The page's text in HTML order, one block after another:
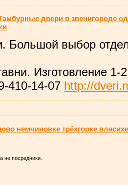
двери в звенигороде
Большой выбор
Изготовление 1-
410-14-07 http://
немчиновке трёхгорке
не посредники.